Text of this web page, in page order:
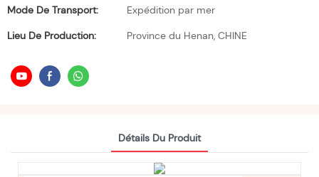
Mode De Transport:
Expédition par mer
Lieu De Production:
Province du Henan, CHINE
Détails Du Produit